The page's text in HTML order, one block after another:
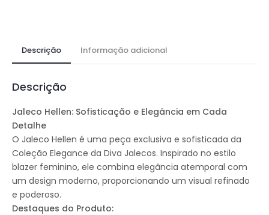
Descrição Informação adicional
Descrição
Jaleco Hellen: Sofisticação e Elegância em Cada
Detalhe
O Jaleco Hellen é uma peça exclusiva e sofisticada da
Coleção Elegance da Diva Jalecos. Inspirado no estilo
blazer feminino, ele combina elegância atemporal com
um design moderno, proporcionando um visual refinado
e poderoso.
Destaques do Produto: